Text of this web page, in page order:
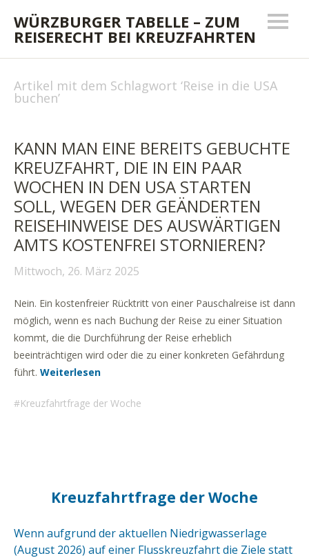
WÜRZBURGER TABELLE – ZUM
REISERECHT BEI KREUZFAHRTEN
Artikel mit dem Schlagwort ‘Reise in die USA
buchen’
KANN MAN EINE BEREITS GEBUCHTE
KREUZFAHRT, DIE IN EIN PAAR
WOCHEN IN DEN USA STARTEN
SOLL, WEGEN DER GEÄNDERTEN
REISEHINWEISE DES AUSWÄRTIGEN
AMTS KOSTENFREI STORNIEREN?
Mittwoch, 26. März 2025
Nein. Ein kostenfreier Rücktritt von einer Pauschalreise ist dann
möglich, wenn es nach Buchung der Reise zu einer Situation
kommt, die die Durchführung der Reise erheblich
beeinträchtigen wird oder die zu einer konkreten Gefährdung
führt. Weiterlesen
Kreuzfahrtfrage der Woche
Kreuzfahrtfrage der Woche
Wenn aufgrund der aktuellen Niedrigwasserlage
(August 2026) auf einer Flusskreuzfahrt die Ziele statt